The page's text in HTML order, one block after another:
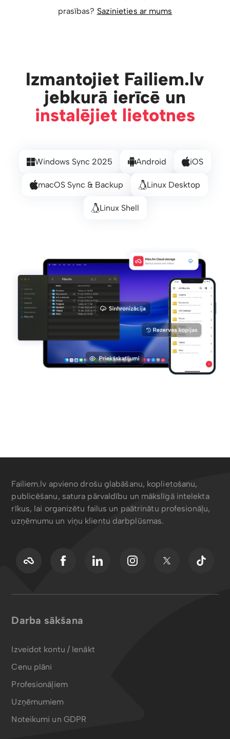
prasības? Sazinieties ar mums
Izmantojiet Failiem.lv
jebkurā ierīcē un
instalējiet lietotnes
Windows Sync 2025 Android iOS
macOS Sync & Backup Linux Desktop
Linux Shell
Failiem.lv apvieno drošu glabāšanu, koplietošanu,
publicēšanu, satura pārvaldību un mākslīgā intelekta
rīkus, lai organizētu failus un paātrinātu profesionāļu,
uzņēmumu un viņu klientu darbplūsmas.
Darba sākšana
Izveidot kontu / Ienākt
Cenu plāni
Profesionāļiem
Uzņēmumiem
Noteikumi un GDPR